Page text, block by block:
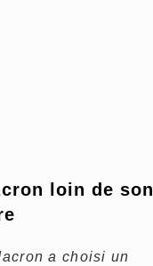
loin de son
a choisi un